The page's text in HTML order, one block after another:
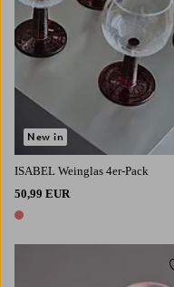
ISABEL Weinglas 4er-Pack
50,99 EUR
1 Farbe
New in